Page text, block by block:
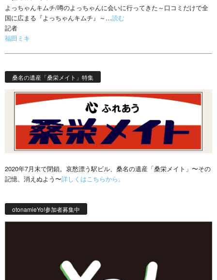
よっちゃんキムチ/噂のよっちゃんに会いに行ってきた～口コミだけで全
国に広まる『よっちゃんキムチ』～…読む
記者
福田ミキ
桑名の遺産「桑栄メイト」特集
2020年7月末で閉鎖。哀愁漂う駅ビル、桑名の遺産「桑栄メイト」〜その
記憶、消えぬよう〜詳しくはこちらから。
otonamieYo!参加者募集中